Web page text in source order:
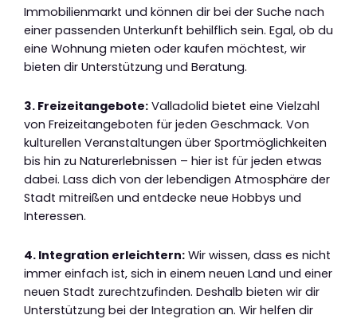
Immobilienmarkt und können dir bei der Suche nach
einer passenden Unterkunft behilflich sein. Egal, ob du
eine Wohnung mieten oder kaufen möchtest, wir
bieten dir Unterstützung und Beratung.
3. Freizeitangebote: Valladolid bietet eine Vielzahl
von Freizeitangeboten für jeden Geschmack. Von
kulturellen Veranstaltungen über Sportmöglichkeiten
bis hin zu Naturerlebnissen – hier ist für jeden etwas
dabei. Lass dich von der lebendigen Atmosphäre der
Stadt mitreißen und entdecke neue Hobbys und
Interessen.
4. Integration erleichtern: Wir wissen, dass es nicht
immer einfach ist, sich in einem neuen Land und einer
neuen Stadt zurechtzufinden. Deshalb bieten wir dir
Unterstützung bei der Integration an. Wir helfen dir